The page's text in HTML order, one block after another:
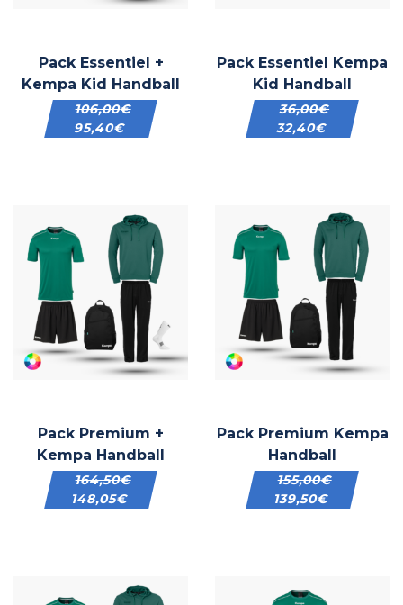
Pack Essentiel +
Kempa Kid Handball
106,00€
95,40€
Pack Essentiel Kempa
Kid Handball
36,00€
32,40€
Pack Premium +
Kempa Handball
164,50€
148,05€
Pack Premium Kempa
Handball
155,00€
139,50€